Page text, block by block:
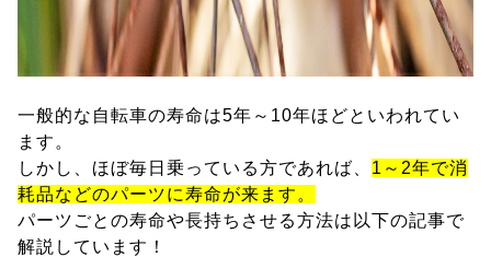
一般的な自転車の寿命は5年～10年ほどといわれてい
ます。
しかし、ほぼ毎日乗っている方であれば、 1～2年で消
耗品などのパーツに寿命が来ます。
パーツごとの寿命や長持ちさせる方法は以下の記事で
解説しています！